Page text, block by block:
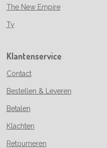
The New Empire
Ty
Klantenservice
Contact
Bestellen & Leveren
Betalen
Klachten
Retourneren